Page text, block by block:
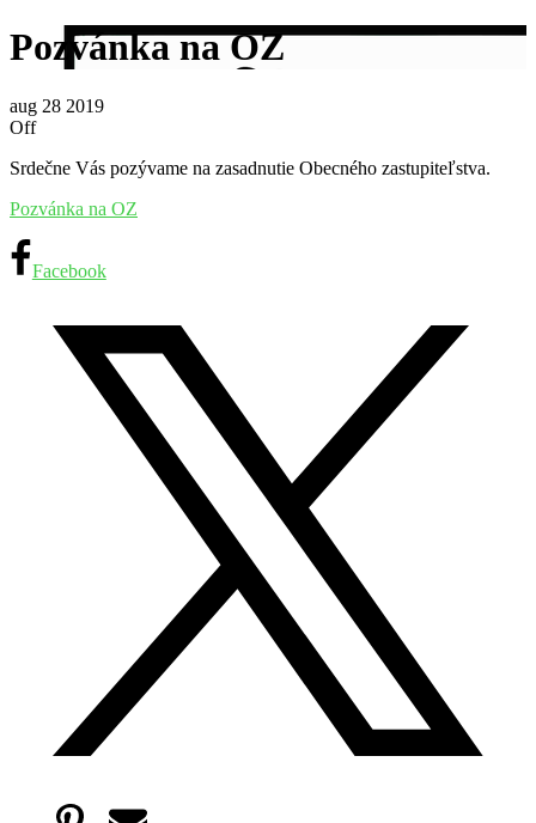
Pozvánka na OZ
aug 28 2019
Off
Srdečne Vás pozývame na zasadnutie Obecného zastupiteľstva.
Pozvánka na OZ
Facebook